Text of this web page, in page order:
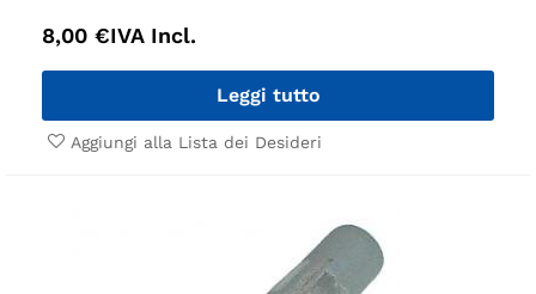
8,00 €IVA Incl.
Leggi tutto
Aggiungi alla Lista dei Desideri